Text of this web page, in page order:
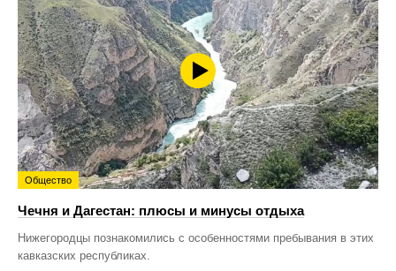
Общество
Чечня и Дагестан: плюсы и минусы отдыха
Нижегородцы познакомились с особенностями пребывания в этих
кавказских республиках.